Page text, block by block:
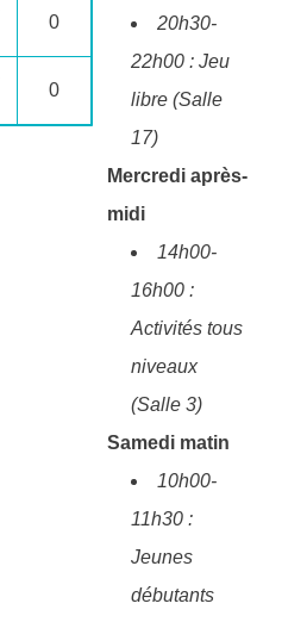
0
0
20h30-
22h00 : Jeu
libre (Salle
17)
Mercredi après-
midi
14h00-
16h00 :
Activités tous
niveaux
(Salle 3)
Samedi matin
10h00-
11h30 :
Jeunes
débutants